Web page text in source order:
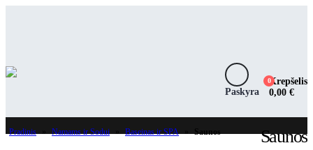
Paskyra
0Krepšelis
0,00 €
Saunos
Pradinis » Namams ir Sodui » Baseinas ir SPA » Saunos